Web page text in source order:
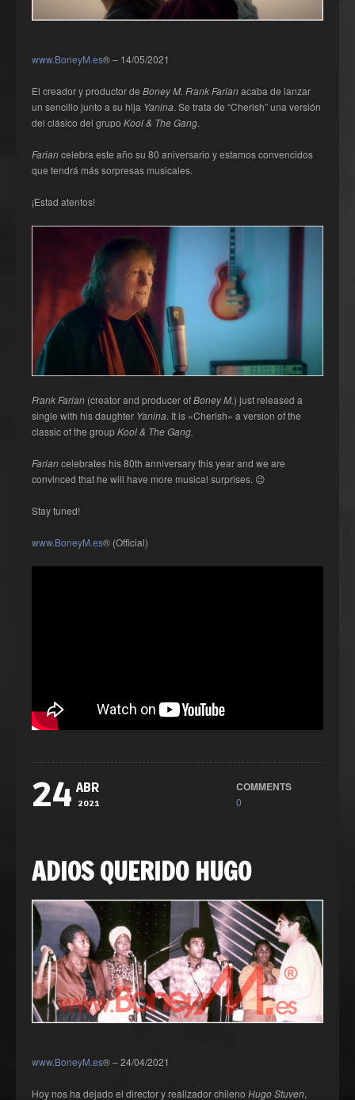
www.BoneyM.es® – 14/05/2021
El creador y productor de Boney M. Frank Farianacaba de lanzar
un sencillo junto a su hija Yanina. Se trata de “Cherish” una versión
del clásico del grupo Kool & The Gang.
Fariancelebra este año su 80 aniversario y estamos convencidos
que tendrá más sorpresas musicales.
¡Estad atentos!
Frank Farian (creator and producer ofBoney M.) just released a
single with his daughter Yanina. It is «Cherish» a version of the
classic of the groupKool & The Gang.
Fariancelebrates his 80th anniversary this year and we are
convinced that he will have more musical surprises. 😉
Stay tuned!
www.BoneyM.es® (Official)
24 ABR
2021
COMMENTS
0
ADIOS QUERIDO HUGO
www.BoneyM.es® – 24/04/2021
Hoy nos ha dejado el director y realizador chileno Hugo Stuven,